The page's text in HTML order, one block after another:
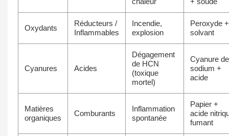
Oxydants
Réducteurs /
Inflammables
Incendie,
explosion
Peroxyde +
solvant
Cyanures Acides
Dégagement
de HCN
(toxique
mortel)
Cyanure de
sodium +
acide
Matières
organiques
Comburants
Inflammation
spontanée
Papier +
acide
fumant